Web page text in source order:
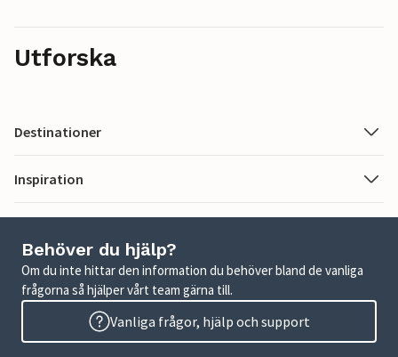
Utforska
Destinationer
Inspiration
Behöver du hjälp?
Om du inte hittar den information du behöver bland de vanliga
frågorna så hjälper vårt team gärna till.
Vanliga frågor, hjälp och support